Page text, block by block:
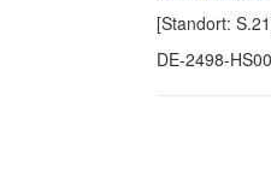
[Standort:
DE-2498-